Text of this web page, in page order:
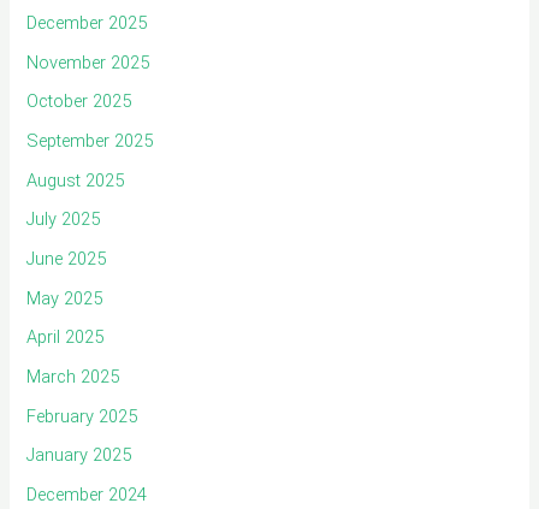
December 2025
November 2025
October 2025
September 2025
August 2025
July 2025
June 2025
May 2025
April 2025
March 2025
February 2025
January 2025
December 2024